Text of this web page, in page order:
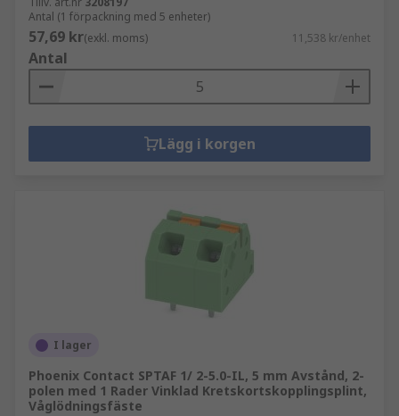
Antal (1 förpackning med 5 enheter)
57,69 kr(exkl. moms) 11,538 kr/enhet
Antal
Lägg i korgen
I lager
Phoenix Contact SPTAF 1/ 2-5.0-IL, 5 mm Avstånd, 2-
polen med 1 Rader Vinklad Kretskortskopplingsplint,
Våglödningsfäste